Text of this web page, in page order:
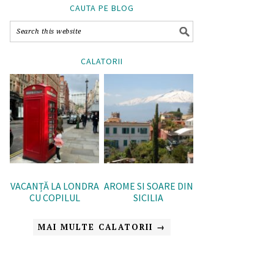
CAUTA PE BLOG
CALATORII
VACANȚĂ LA LONDRA
CU COPILUL
AROME SI SOARE DIN
SICILIA
MAI MULTE CALATORII →